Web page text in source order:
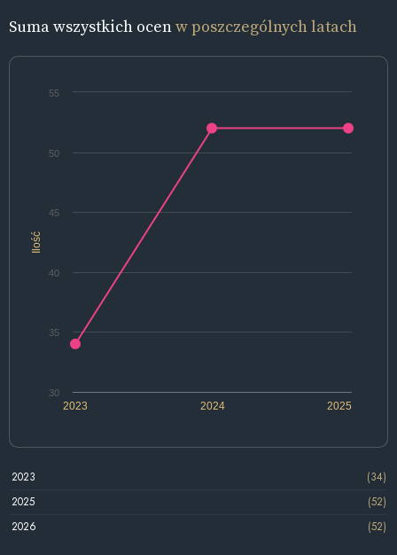
Suma wszystkich ocenw poszczególnych latach
Ilość
2023 2024 2025
30
35
40
45
50
55
2023
(34)
2025
(52)
2026
(52)